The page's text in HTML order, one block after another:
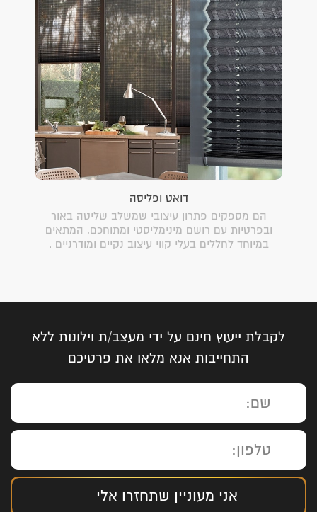
דואט ופליסה
הם מספקים פתרון עיצובי שמשלב שליטה באור
ובפרטיות עם רושם מינימליסטי ומתוחכם, המתאים
במיוחד לחללים בעלי קווי עיצוב נקיים ומודרניים .
לקבלת ייעוץ חינם על ידי מעצב/ת וילונות ללא
התחייבות אנא מלאו את פרטיכם
אני מעוניין שתחזרו אלי